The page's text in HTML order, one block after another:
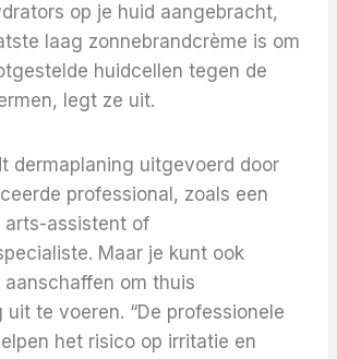
op je huid aangebracht,
laag zonnebrandcrème is om
huidcellen tegen de
legt ze uit.
dermaplaning uitgevoerd door
professional, zoals een
arts-assistent of
Maar je kunt ook
aanschaffen om thuis
uit te voeren. “De professionele
het risico op irritatie en